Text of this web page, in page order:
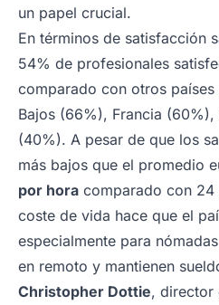
un papel crucial.
En términos de satisfacción
54% de profesionales
comparado con otros
Bajos (66%), Francia
(40%). A pesar de que los
más bajos que el promedio
por hora comparado con 24
coste de vida hace que el
especialmente para
en remoto y mantienen
Christopher Dottie, director